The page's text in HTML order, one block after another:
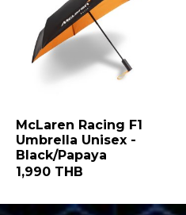
McLaren Racing F1
Umbrella Unisex -
Black/Papaya
1,990 THB